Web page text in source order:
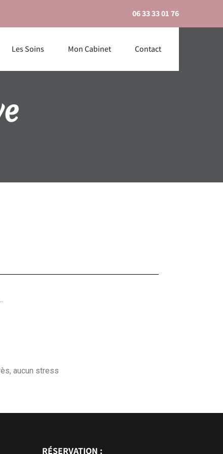
06 33 33 01 76
Les Soins Mon Cabinet Contact
aucun stress
RÉSERVATION :